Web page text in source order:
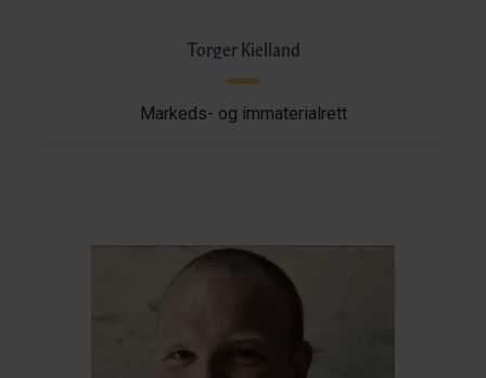
Torger Kielland
Markeds- og immaterialrett